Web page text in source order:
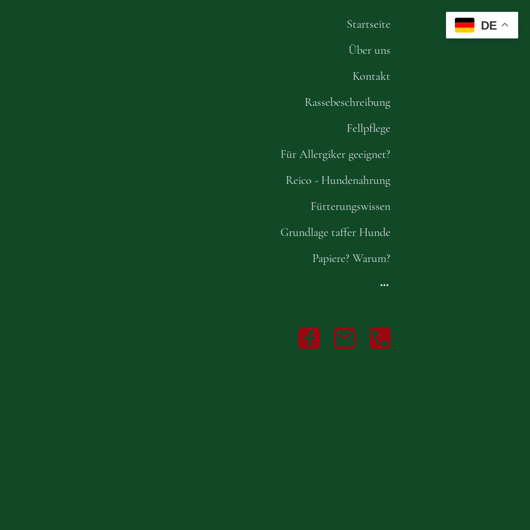
Startseite
Über uns
Kontakt
Rassebeschreibung
Fellpflege
Für Allergiker geeignet?
Reico - Hundenahrung
Fütterungswissen
Grundlage taffer Hunde
Papiere? Warum?
DE